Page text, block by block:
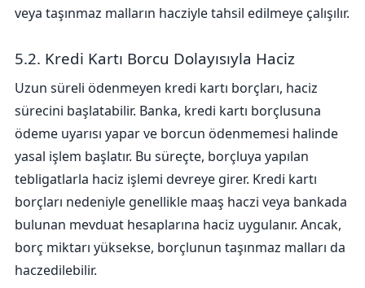
veya taşınmaz malların hacziyle tahsil edilmeye çalışılır.
5.2. Kredi Kartı Borcu Dolayısıyla Haciz
Uzun süreli ödenmeyen kredi kartı borçları, haciz
sürecini başlatabilir. Banka, kredi kartı borçlusuna
ödeme uyarısı yapar ve borcun ödenmemesi halinde
yasal işlem başlatır. Bu süreçte, borçluya yapılan
tebligatlarla haciz işlemi devreye girer. Kredi kartı
borçları nedeniyle genellikle maaş haczi veya bankada
bulunan mevduat hesaplarına haciz uygulanır. Ancak,
borç miktarı yüksekse, borçlunun taşınmaz malları da
haczedilebilir.